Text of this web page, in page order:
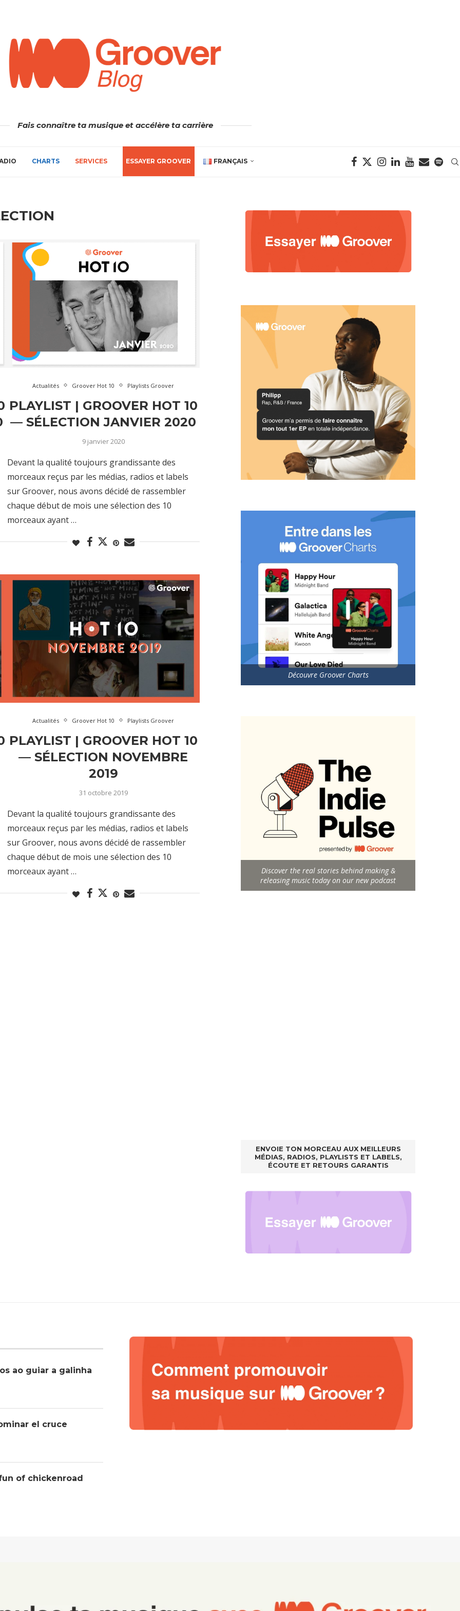
Fais connaître ta musique et accélère ta carrière
CHARTS SERVICES ESSAYER GROOVER FRANÇAIS
Actualités Groover Hot 10 Playlists Groover
PLAYLIST | GROOVER HOT 10
— SÉLECTION JANVIER 2020
9 janvier 2020
Devant la qualité toujours grandissante des
morceaux reçus par les médias, radios et labels
sur Groover, nous avons décidé de rassembler
chaque début de mois une sélection des 10
morceaux ayant …
Actualités Groover Hot 10 Playlists Groover
PLAYLIST | GROOVER HOT 10
— SÉLECTION NOVEMBRE
2019
31 octobre 2019
Devant la qualité toujours grandissante des
morceaux reçus par les médias, radios et labels
sur Groover, nous avons décidé de rassembler
chaque début de mois une sélection des 10
morceaux ayant …
Découvre Groover Charts
Discover the real stories behind making &
releasing music today on our new podcast
ENVOIE TON MORCEAU AUX MEILLEURS
MÉDIAS, RADIOS, PLAYLISTS ET LABELS,
ÉCOUTE ET RETOURS GARANTIS
ao guiar a galinha
el cruce
of chickenroad